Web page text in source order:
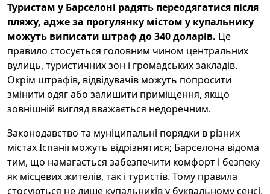
Туристам у Барселоні радять переодягатися після
пляжу, адже за прогулянку містом у купальнику
можуть виписати штраф до 340 доларів. Це
правило стосується головним чином центральних
вулиць, туристичних зон і громадських закладів.
Окрім штрафів, відвідувачів можуть попросити
змінити одяг або залишити приміщення, якщо
зовнішній вигляд вважається недоречним.
Законодавство та муніципальні порядки в різних
містах Іспанії можуть відрізнятися; Барселона відома
тим, що намагається забезпечити комфорт і безпеку
як місцевих жителів, так і туристів. Тому правила
стосуються не лише купальників у буквальному сенсі,